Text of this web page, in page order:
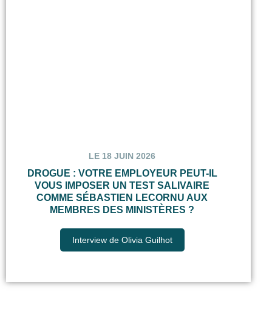
LE 18 JUIN 2026
DROGUE : VOTRE EMPLOYEUR PEUT-IL
VOUS IMPOSER UN TEST SALIVAIRE
COMME SÉBASTIEN LECORNU AUX
MEMBRES DES MINISTÈRES ?
Interview de Olivia Guilhot